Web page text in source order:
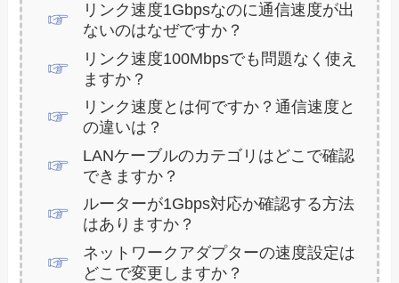
リンク速度1Gbpsなのに通信速度が出
ないのはなぜですか？
リンク速度100Mbpsでも問題なく使え
ますか？
リンク速度とは何ですか？通信速度と
の違いは？
LANケーブルのカテゴリはどこで確認
できますか？
ルーターが1Gbps対応か確認する方法
はありますか？
ネットワークアダプターの速度設定は
どこで変更しますか？